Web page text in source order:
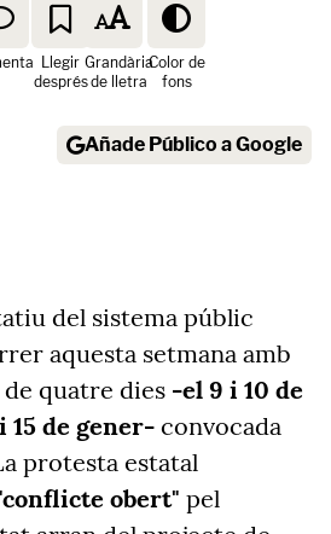
Llegir
després
Grandària
de lletra
Color de
fons
Añade Público a Google
del sistema públic
aquesta setmana amb
de quatre dies -el 9 i 10 de
15 de gener- convocada
protesta estatal
obert" pel